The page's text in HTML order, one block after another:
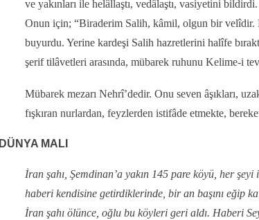
ve yakınları ile helâllaştı, vedâlaştı, vasiyetini
Onun için; “Biraderim Salih, kâmil, olgun bir velîdir.
buyurdu. Yerine kardeşi Salih hazretlerini halîfe
şerif tilâvetleri arasında, mübarek ruhunu Kelime-i
Mübarek mezarı Nehrî’dedir. Onu seven âşıkları,
fışkıran nurlardan, feyzlerden istifâde etmekte,
DÜNYA MALI
İran şahı, Şemdinan’a yakın 145 pare köyü, her
haberi kendisine getirdiklerinde, bir an başını eğip
İran şahı ölünce, oğlu bu köyleri geri aldı. Haberi